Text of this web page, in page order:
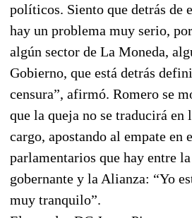
políticos. Siento que detrás
hay un problema muy serio,
algún sector de La Moneda,
Gobierno, que está detrás
censura”, afirmó. Romero se
que la queja no se traducirá en
cargo, apostando al empate en
parlamentarios que hay entre
gobernante y la Alianza: “Yo
muy tranquilo”.